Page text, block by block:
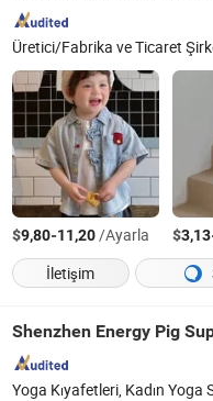
Üretici/Fabrika ve Ticaret
$9,80-11,20/Ayarla $3,13
İletişim